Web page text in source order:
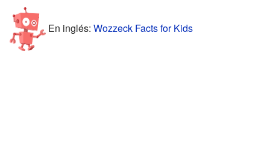
En inglés: Wozzeck Facts for Kids